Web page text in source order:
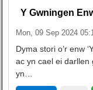
Y Gwningen
Mon, 09 Sep 2024
Dyma stori o’r enw
ac yn cael ei darllen
yn…